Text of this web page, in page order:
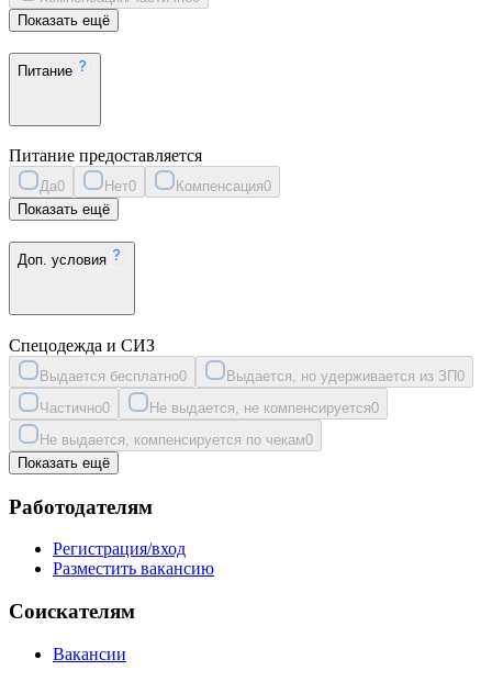
Показать ещё
Питание
Питание предоставляется
Да0 Нет0 Компенсация0
Показать ещё
Доп. условия
Спецодежда и СИЗ
Выдается бесплатно0 Выдается, но удерживается из ЗП0
Частично0 Не выдается, не компенсируется0
Не выдается, компенсируется по чекам0
Показать ещё
Работодателям
Регистрация/вход
Разместить вакансию
Соискателям
Вакансии